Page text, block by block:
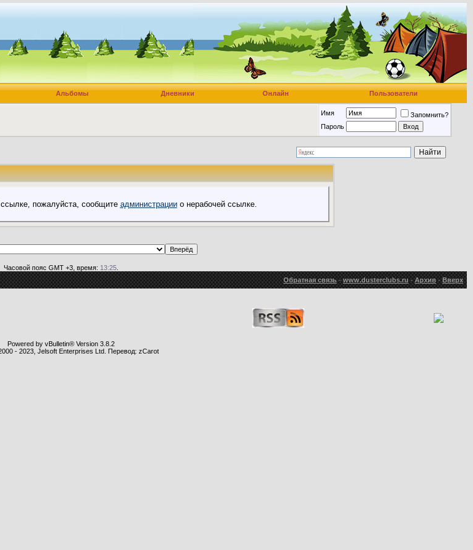
Альбомы Дневники Онлайн Пользователи
Имя
Запомнить?
Пароль
пожалуйста, сообщите администрациио нерабочей ссылке.
Часовой пояс GMT +3, время: 13:25.
Обратная связь-www.dusterclubs.ru-Архив-Вверх
Powered by vBulletin® Version 3.8.2
- 2023, Jelsoft Enterprises Ltd. Перевод: zCarot